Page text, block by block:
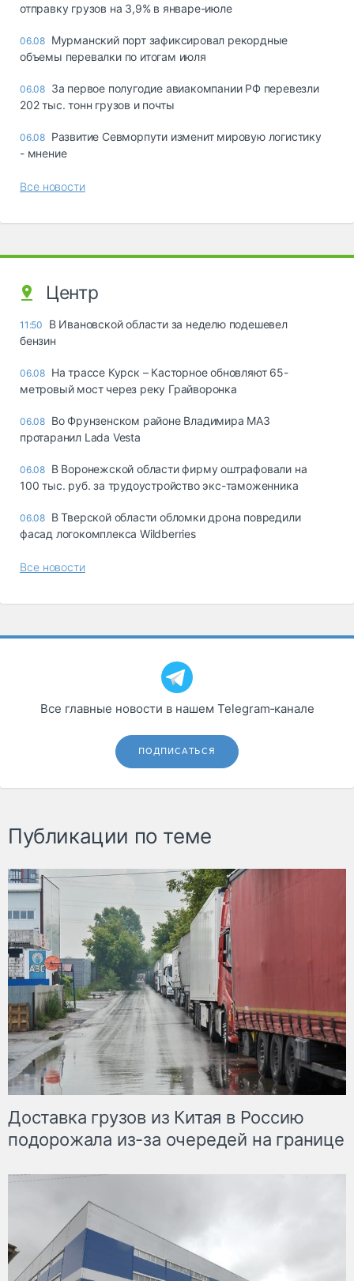
отправку грузов на 3,9% в январе-июле
06.08 Мурманский порт зафиксировал рекордные
объемы перевалки по итогам июля
06.08 За первое полугодие авиакомпании РФ перевезли
202 тыс. тонн грузов и почты
06.08 Развитие Севморпути изменит мировую логистику
- мнение
Все новости
Центр
11:50
В Ивановской области за неделю подешевел
бензин
06.08 На трассе Курск – Касторное обновляют 65-
метровый мост через реку Грайворонка
06.08 Во Фрунзенском районе Владимира МАЗ
протаранил Lada Vesta
06.08 В Воронежской области фирму оштрафовали на
100 тыс. руб. за трудоустройство экс-таможенника
06.08 В Тверской области обломки дрона повредили
фасад логокомплекса Wildberries
Все новости
Все главные новости в нашем Telegram‑канале
ПОДПИСАТЬСЯ
Публикации по теме
Доставка грузов из Китая в Россию
подорожала из-за очередей на границе